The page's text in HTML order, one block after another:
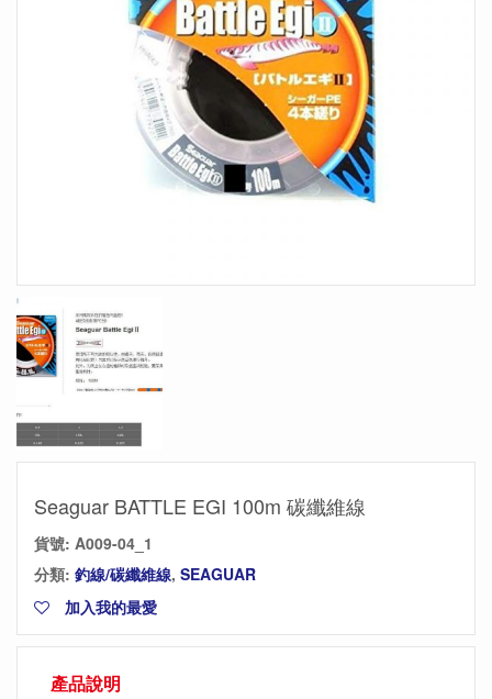
Seaguar BATTLE EGI 100m 碳纖維線
貨號: A009-04_1
分類: 釣線/碳纖維線, SEAGUAR
加入我的最愛
產品說明